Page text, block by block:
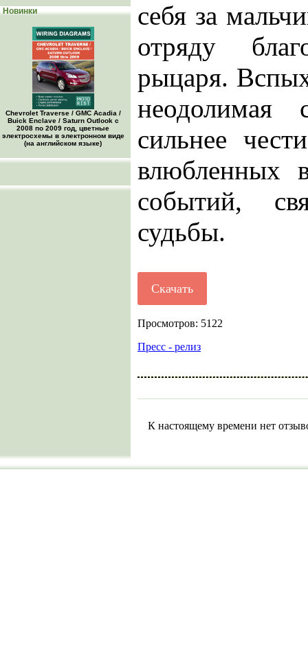
Новинки
Chevrolet Traverse / GMC Acadia /
Buick Enclave / Saturn Outlook с
2008 по 2009 год, цветные
электросхемы в электронном виде
(на английском языке)
себя за
отряду
рыцаря.
неодолимая
сильнее
влюбленных
событий,
судьбы.
Скачать
Просмотров: 5122
Пресс - релиз
К настоящему времени нет